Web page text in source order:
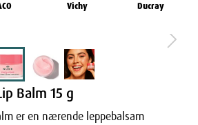
Vichy Ducray
Balm 15 g
er en nærende leppebalsam